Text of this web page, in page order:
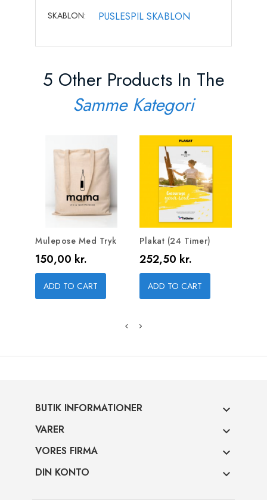
SKABLON:
PUSLESPIL SKABLON
5 Other Products In The
Samme Kategori
Mulepose Med Tryk
Pris
150,00 kr.
ADD TO CART
Plakat (24 Timer)
Pris
252,50 kr.
ADD TO CART
BUTIK INFORMATIONER 
VARER 
VORES FIRMA 
DIN KONTO 